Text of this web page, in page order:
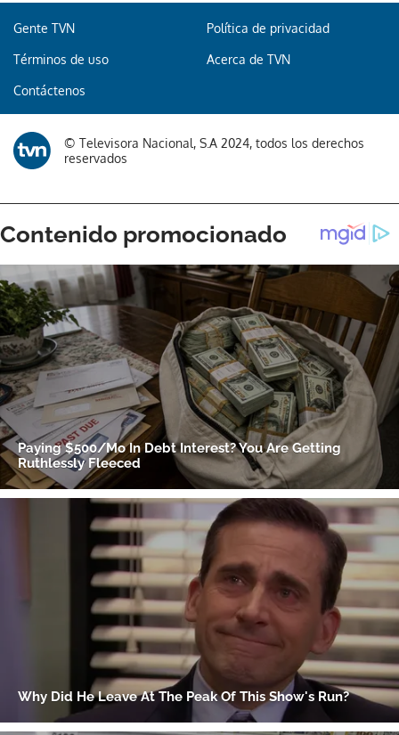
Gracias por suscribirte a nuestro boletín.
ACEPTAR
Gente TVN Política de privacidad
Términos de uso Acerca de TVN
Contáctenos
© Televisora Nacional, S.A 2024, todos los derechos
reservados